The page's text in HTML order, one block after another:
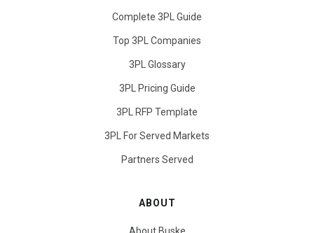
Complete 3PL Guide
Top 3PL Companies
3PL Glossary
3PL Pricing Guide
3PL RFP Template
3PL For Served Markets
Partners Served
ABOUT